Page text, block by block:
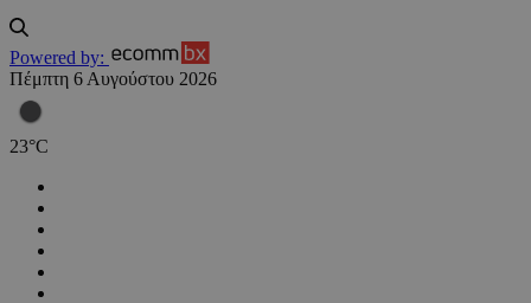
Powered by:
Πέμπτη 6 Αυγούστου 2026
23°C